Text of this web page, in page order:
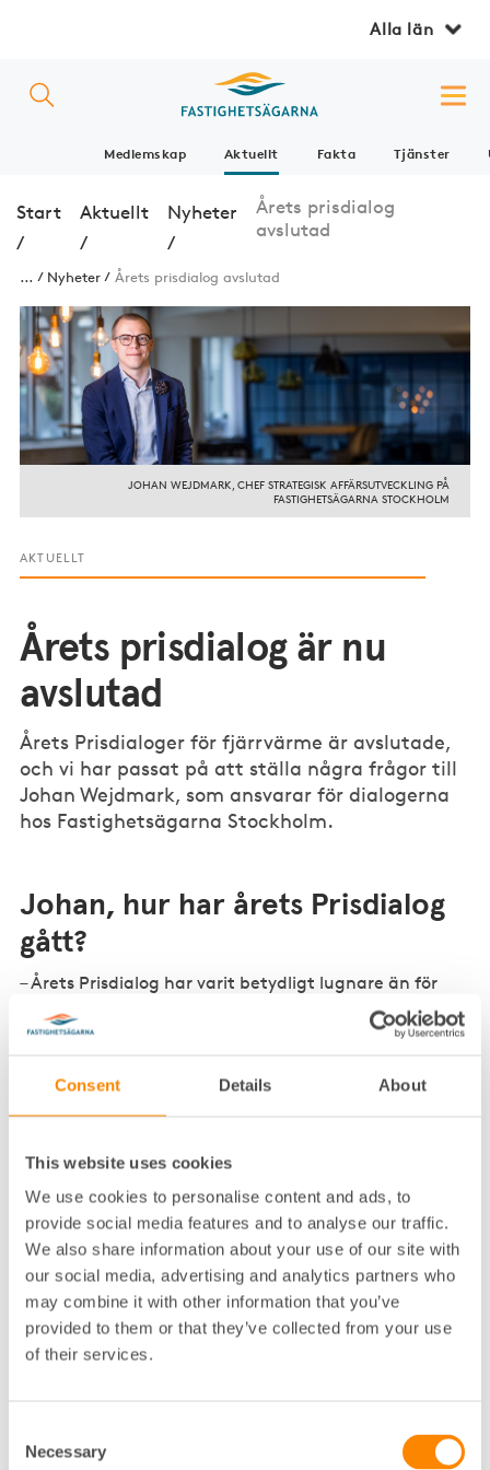
Consent Details About
This website uses cookies
We use cookies to personalise content and ads, to
provide social media features and to analyse our traffic.
We also share information about your use of our site with
our social media, advertising and analytics partners who
may combine it with other information that you’ve
provided to them or that they’ve collected from your use
of their services.
Selection
Necessary
Alla län
Medlemskap Aktuellt Fakta Tjänster
Start
/
Aktuellt
/
Nyheter
/
Årets prisdialog
avslutad
... Nyheter Årets prisdialog avslutad
JOHAN WEJDMARK, CHEF STRATEGISK AFFÄRSUTVECKLING PÅ
FASTIGHETSÄGARNA STOCKHOLM
AKTUELLT
Årets prisdialog är nu
avslutad
Årets Prisdialoger för fjärrvärme är avslutade,
och vi har passat på att ställa några frågor till
Johan Wejdmark, som ansvarar för dialogerna
hos Fastighetsägarna Stockholm.
Johan, hur har årets Prisdialog
gått?
– Årets Prisdialog har varit betydligt lugnare än för
Fjärrvärmebolag har vinnlagt sig om att få till en
rekommendationer. Vi har arbetat intensivt, med
få den lyhördhet som dialogen syftar till.
Hur kommer priset ändras?
– Prisändringen ser olika ut för respektive leverantör,
men de flesta klarar både att hålla sin egen prognos
och en mer modest prisutveckling än tidigare. Det
stora undantaget är E.On i Järfälla och Upplands-bro.
De spräcker sin väl tilltagna prognos på ett